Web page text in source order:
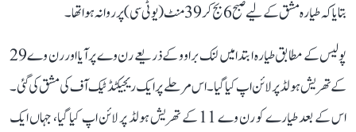
بتایا کہ طیارہ مشق کے لیے صبح 6 بج کر 39 منٹ (یو ٹی سی) پر روانہ ہوا تھا۔
پولیس کے مطابق طیارہ ابتدا میں لنک براوو کے ذریعے رن وے پر آیا اور رن وے 29
کے تھریش ہولڈ پر لائن اپ کیا گیا۔ اس مرحلے پر ایک ریجیکٹڈ ٹیک آف کی مشق کی گئی۔
اس کے بعد طیارے کو رن وے 11 کے تھریش ہولڈ پر لائن اپ کیا گیا، جہاں ایک